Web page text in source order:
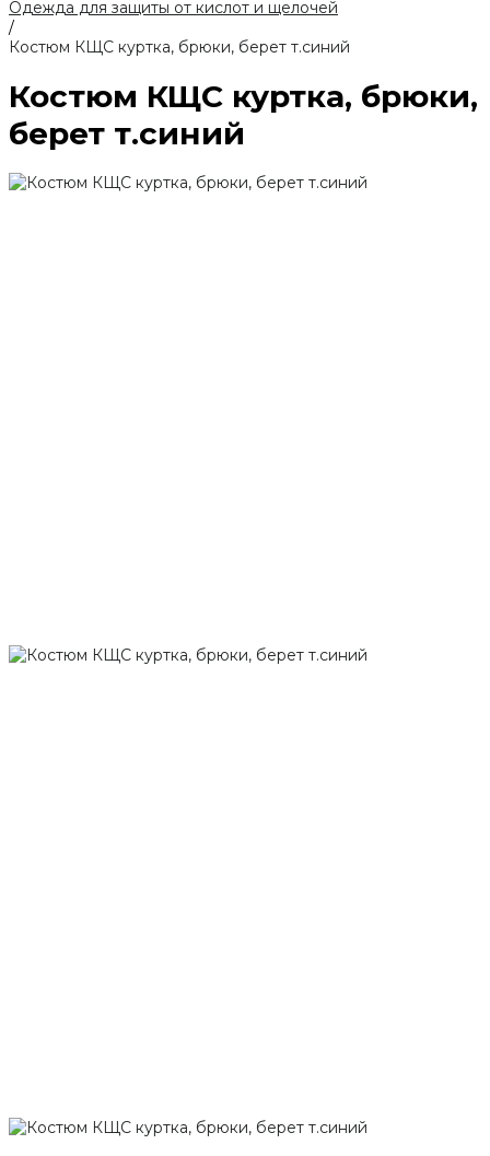
Одежда для защиты от кислот и щелочей
/
Костюм КЩС куртка, брюки, берет т.синий
Костюм КЩС куртка, брюки,
берет т.синий